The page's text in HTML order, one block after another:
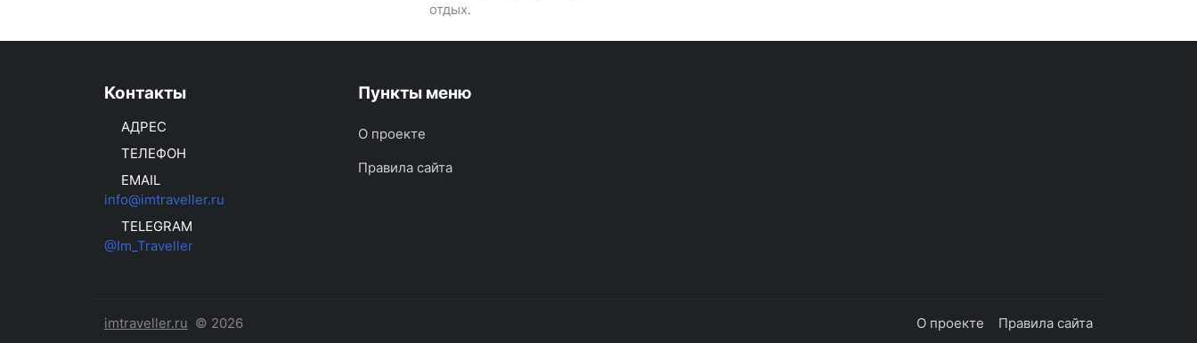
отдых.
Контакты
АДРЕС
ТЕЛЕФОН
EMAIL
info@imtraveller.ru
TELEGRAM
@Im_Traveller
Пункты меню
О проекте
Правила сайта
imtraveller.ru © 2026 О проекте Правила сайта